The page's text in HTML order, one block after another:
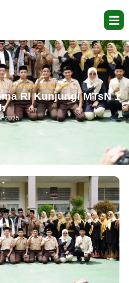
1 Model Banda Aceh
RI Kunjungi MTsN 1
2025